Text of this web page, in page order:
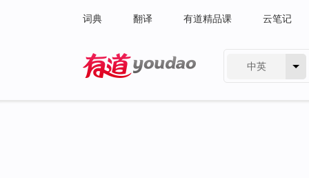
词典 翻译 有道精品课 云笔记
中英